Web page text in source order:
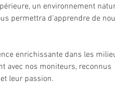
un environnement
permettra d'apprendre de
enrichissante dans les
avec nos moniteurs, reconnus
leur passion.